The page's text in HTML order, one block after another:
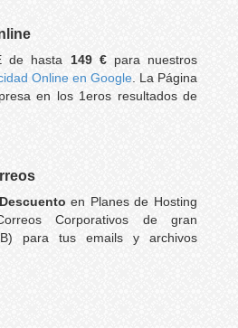
de hasta 149 €para nuestros
Online en Google . La Página
en los 1eros resultados de
en Planes de Hosting
Corporativos de gran
para tus emails y archivos